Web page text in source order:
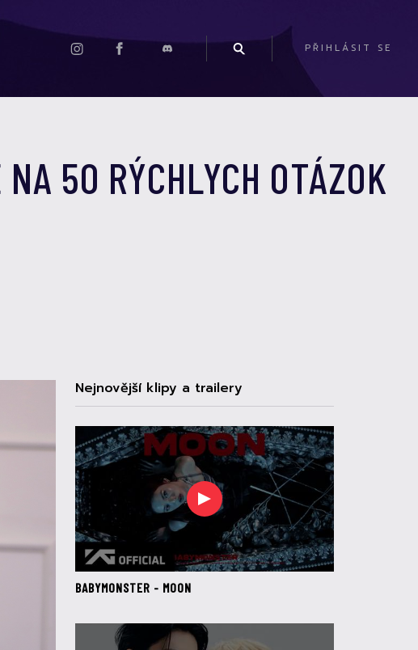
PŘIHLÁSIT SE
50 RÝCHLYCH OTÁZOK
Nejnovější klipy a trailery
BABYMONSTER - MOON